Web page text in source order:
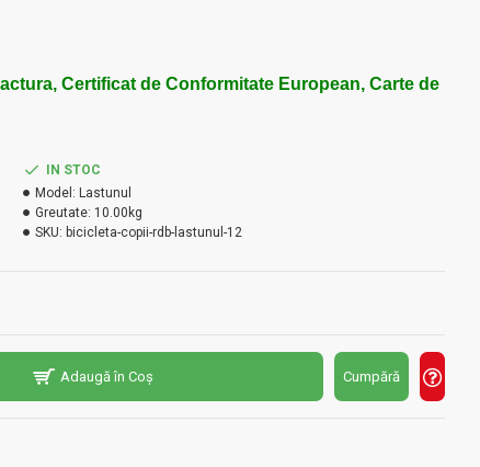
Certificat de Conformitate European, Carte de
IN STOC
Model: Lastunul
Greutate: 10.00kg
SKU: bicicleta-copii-rdb-lastunul-12
Adaugă în Coș Cumpără